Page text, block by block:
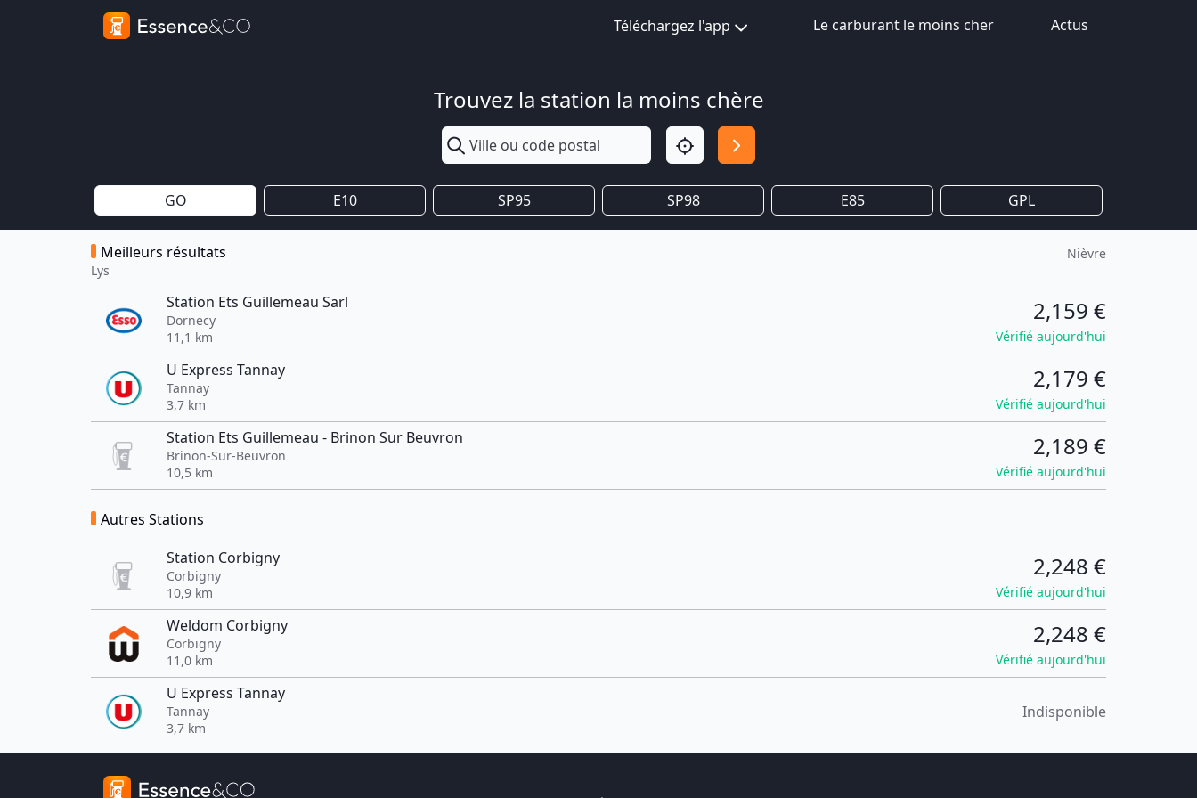
Téléchargez l'app Le carburant le moins cher Actus
Trouvez la station la moins chère
GO E10 SP95 SP98 E85 GPL
Meilleurs résultats
Lys
Nièvre
Station Ets Guillemeau Sarl
Dornecy
11,1 km
2,159 €
Vérifié aujourd'hui
U Express Tannay
Tannay
3,7 km
2,179 €
Vérifié aujourd'hui
Station Ets Guillemeau - Brinon Sur Beuvron
Brinon-Sur-Beuvron
10,5 km
2,189 €
Vérifié aujourd'hui
Autres Stations
Station Corbigny
Corbigny
10,9 km
2,248 €
Vérifié aujourd'hui
Weldom Corbigny
Corbigny
11,0 km
2,248 €
Vérifié aujourd'hui
U Express Tannay
Tannay
3,7 km
Indisponible